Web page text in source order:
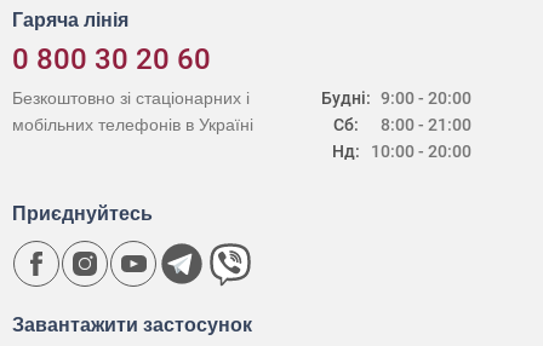
Гаряча лінія
0 800 30 20 60
Будні:
Сб:
Нд:
9:00 - 20:00
8:00 - 21:00
10:00 - 20:00
Безкоштовно зі стаціонарних і
мобільних телефонів в Україні
Завантажити застосунок
Приєднуйтесь